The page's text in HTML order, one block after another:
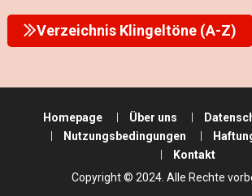
Verzeichnis Klingeltöne (A-Z)
Homepage Über uns
Nutzungsbedingungen
Kontakt
Copyright © 2024. Alle Rechte